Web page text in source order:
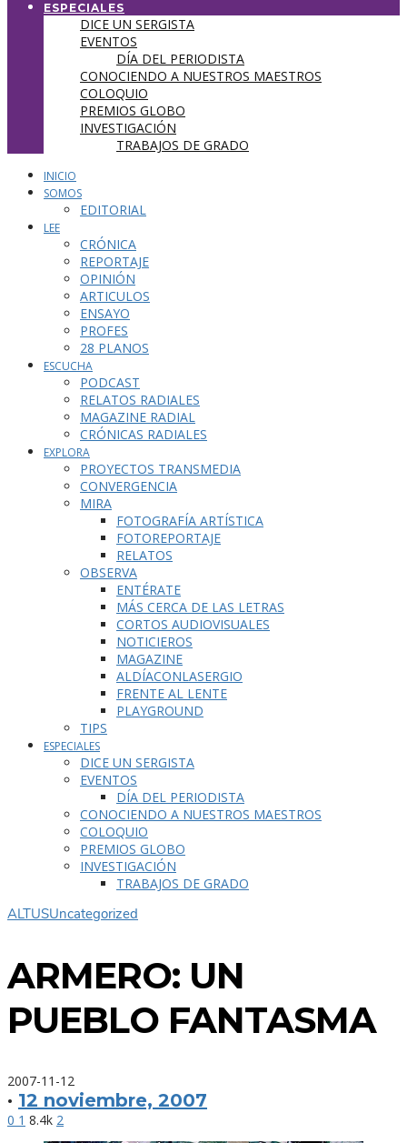
ESPECIALES
DICE UN SERGISTA
EVENTOS
DÍA DEL PERIODISTA
CONOCIENDO A NUESTROS MAESTROS
COLOQUIO
PREMIOS GLOBO
INVESTIGACIÓN
TRABAJOS DE GRADO
INICIO
SOMOS
EDITORIAL
LEE
CRÓNICA
REPORTAJE
OPINIÓN
ARTICULOS
ENSAYO
PROFES
28 PLANOS
ESCUCHA
PODCAST
RELATOS RADIALES
MAGAZINE RADIAL
CRÓNICAS RADIALES
EXPLORA
PROYECTOS TRANSMEDIA
CONVERGENCIA
MIRA
FOTOGRAFÍA ARTÍSTICA
FOTOREPORTAJE
RELATOS
OBSERVA
ENTÉRATE
MÁS CERCA DE LAS LETRAS
CORTOS AUDIOVISUALES
NOTICIEROS
MAGAZINE
ALDÍACONLASERGIO
FRENTE AL LENTE
PLAYGROUND
TIPS
ESPECIALES
DICE UN SERGISTA
EVENTOS
DÍA DEL PERIODISTA
CONOCIENDO A NUESTROS MAESTROS
COLOQUIO
PREMIOS GLOBO
INVESTIGACIÓN
TRABAJOS DE GRADO
ALTUSUncategorized
ARMERO: UN
PUEBLO FANTASMA
2007-11-12
· 12 noviembre, 2007
0 1 8.4k 2